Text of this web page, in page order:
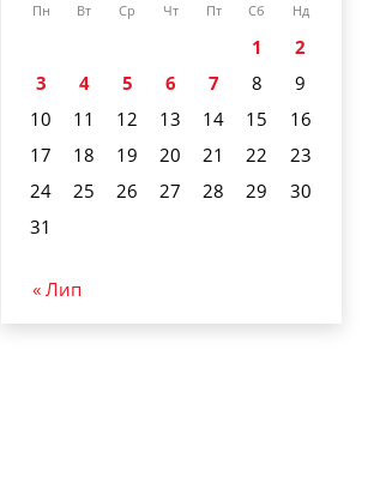
Пн Вт Ср Чт Пт Сб Нд
1
2
3
4 5 6 7 8
9
10
11 12 13 14 15
16
17
18 19 20 21 22
23
24
25 26 27 28 29
30
31
« Лип